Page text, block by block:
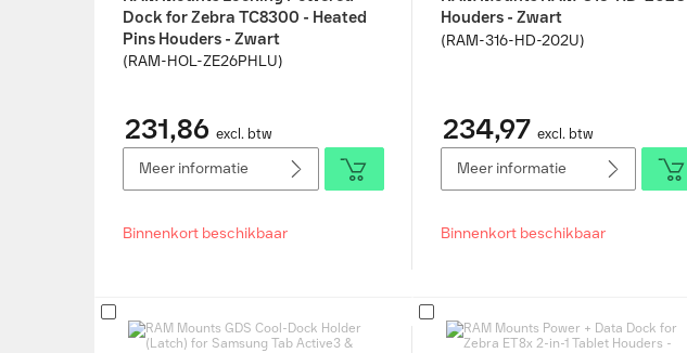
Dock for Zebra TC8300 - Heated
Pins Houders - Zwart
(RAM-HOL-ZE26PHLU)
231,86 excl. btw
Meer informatie
Binnenkort beschikbaar
Houders - Zwart
(RAM-316-HD-202U)
234,97 excl. btw
Meer informatie
Binnenkort beschikbaar